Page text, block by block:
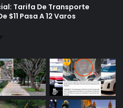
Tarifa De Transporte
$11 Pasa A 12 Varos